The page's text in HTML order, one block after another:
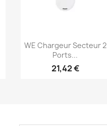
Aperçu rapide
WE Chargeur Secteur 2
Ports...
21,42 €